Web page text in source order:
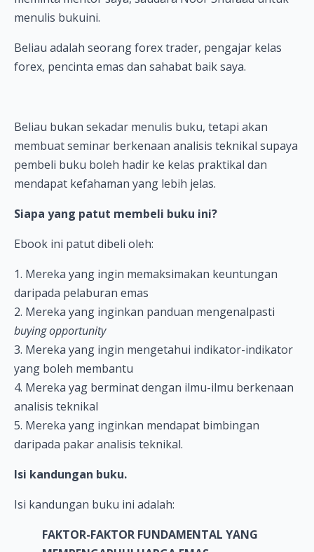
menulis bukuini.
Beliau adalah seorang forex trader, pengajar kelas
forex, pencinta emas dan sahabat baik saya.
Beliau bukan sekadar menulis buku, tetapi akan
membuat seminar berkenaan analisis teknikal supaya
pembeli buku boleh hadir ke kelas praktikal dan
mendapat kefahaman yang lebih jelas.
Siapa yang patut membeli buku ini?
Ebook ini patut dibeli oleh:
1. Mereka yang ingin memaksimakan keuntungan
daripada pelaburan emas
2. Mereka yang inginkan panduan mengenalpasti
buying opportunity
3. Mereka yang ingin mengetahui indikator-indikator
yang boleh membantu
4. Mereka yag berminat dengan ilmu-ilmu berkenaan
analisis teknikal
5. Mereka yang inginkan mendapat bimbingan
daripada pakar analisis teknikal.
Isi kandungan buku.
Isi kandungan buku ini adalah:
FAKTOR-FAKTOR FUNDAMENTAL YANG